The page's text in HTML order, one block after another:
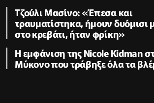
Τζούλι Μασίνο: «Έπεσα και
τραυματίστηκα, ήμουν δυόμισι
στο κρεβάτι, ήταν φρίκη»
Η εμφάνιση της Nicole Kidman
Μύκονο που τράβηξε όλα τα